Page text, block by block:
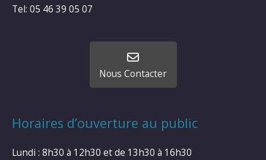
Tel: 05 46 39 05 07
Nous Contacter
Horaires d’ouverture au public
Lundi : 8h30 à 12h30 et de 13h30 à 16h30